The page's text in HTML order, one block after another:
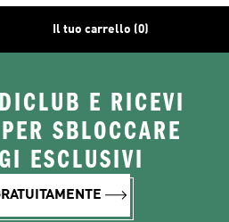
Il tuo carrello (0)
E RICEVI
SBLOCCARE
ESCLUSIVI